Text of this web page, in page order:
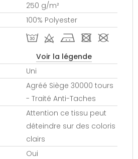
250 g/m²
100% Polyester
T d j - #
Voir la légende
Uni
Agréé Siège 30000 tours
- Traité Anti-Taches
Attention ce tissu peut
déteindre sur des coloris
clairs
Oui